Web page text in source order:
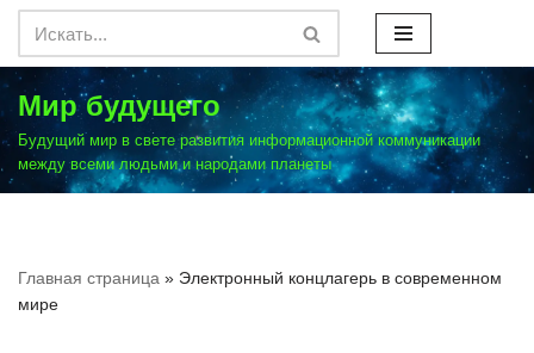
Перейти
к
содержимому
Мир будущего
Будущий мир в свете развития информационной коммуникации
между всеми людьми и народами планеты
Главная страница » Электронный концлагерь в современном
мире